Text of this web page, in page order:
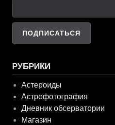
РУБРИКИ
Астероиды
Астрофотография
Дневник обсерватории
Магазин